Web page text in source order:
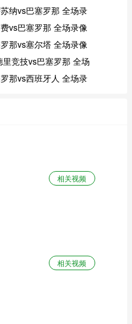
纳vs巴塞罗那 全场录
vs巴塞罗那 全场录像
那vs塞尔塔 全场录像
竞技vs巴塞罗那 全场
那vs西班牙人 全场录
相关视频
相关视频